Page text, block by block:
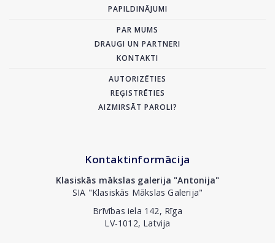
PAPILDINĀJUMI
PAR MUMS
DRAUGI UN PARTNERI
KONTAKTI
AUTORIZĒTIES
REĢISTRĒTIES
AIZMIRSĀT PAROLI?
Kontaktinformācija
Klasiskās mākslas galerija "Antonija"
SIA "Klasiskās Mākslas Galerija"
Brīvības iela 142, Rīga
LV-1012, Latvija